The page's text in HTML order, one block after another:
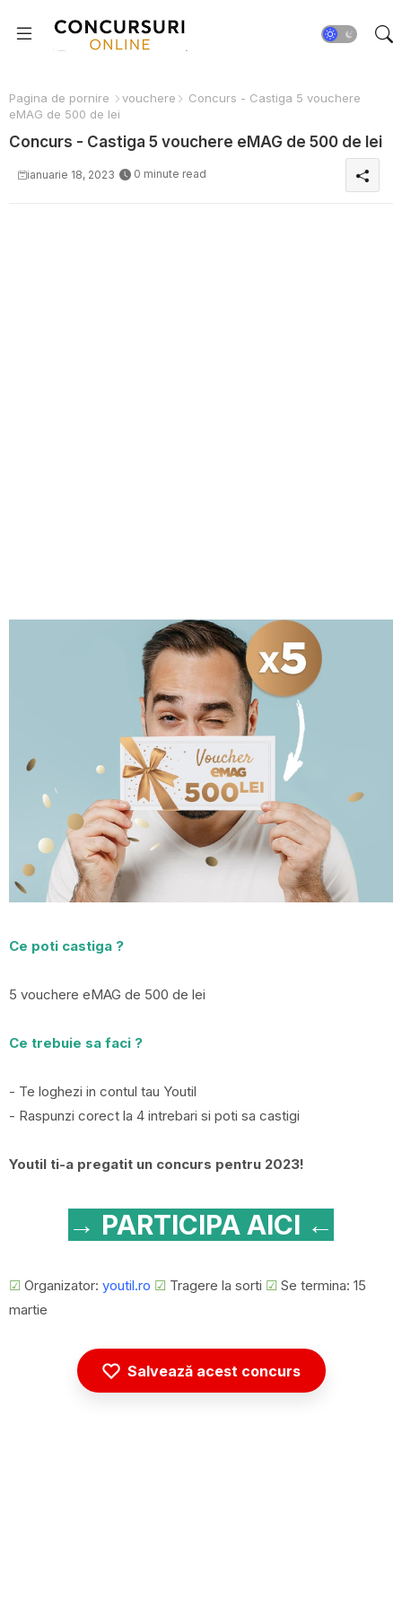
Pagina de pornire vouchere
Concurs - Castiga 5 vouchere
eMAG de 500 de lei
Concurs - Castiga 5 vouchere eMAG de 500 de lei
ianuarie 18, 2023 0 minute read
Ce poti castiga ?
5 vouchere eMAG de 500 de lei
Ce trebuie sa faci ?
- Te loghezi in contul tau Youtil
- Raspunzi corect la 4 intrebari si poti sa castigi
Youtil ti-a pregatit un concurs pentru 2023!
→ PARTICIPA AICI ←
☑ Organizator: youtil.ro ☑ Tragere la sorti ☑ Se termina: 15
martie
Salvează acest concurs